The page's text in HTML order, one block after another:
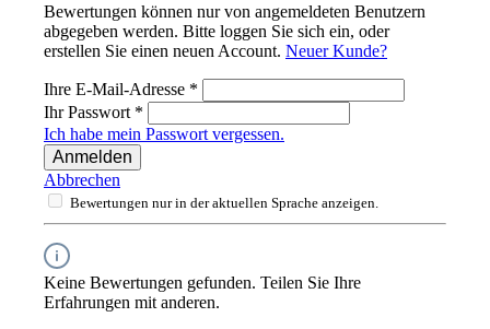
Bewertungen können nur von angemeldeten Benutzern
abgegeben werden. Bitte loggen Sie sich ein, oder
erstellen Sie einen neuen Account. Neuer Kunde?
Ihre E-Mail-Adresse *
Ihr Passwort *
Ich habe mein Passwort vergessen.
Anmelden
Abbrechen
Bewertungen nur in der aktuellen Sprache anzeigen.
Keine Bewertungen gefunden. Teilen Sie Ihre
Erfahrungen mit anderen.